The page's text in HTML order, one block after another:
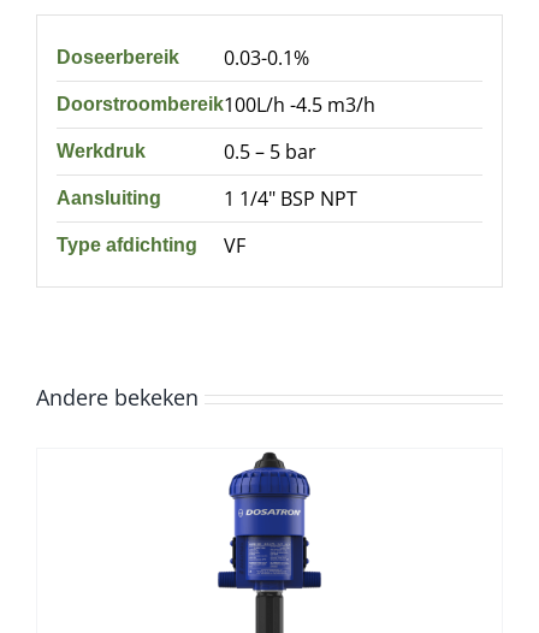
Doseerbereik 0.03-0.1%
Doorstroombereik100L/h -4.5 m3/h
Werkdruk 0.5 – 5 bar
Aansluiting 1 1/4" BSP NPT
Type afdichting VF
Andere bekeken